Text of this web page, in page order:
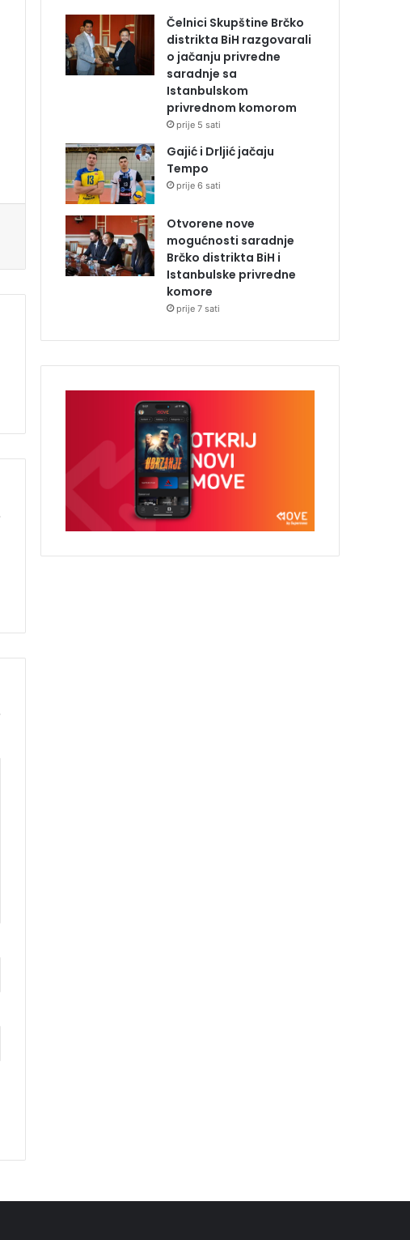
Čelnici Skupštine Brčko
distrikta BiH razgovarali
o jačanju privredne
saradnje sa
Istanbulskom
privrednom komorom
prije 5 sati
Gajić i Drljić jačaju
Tempo
prije 6 sati
Otvorene nove
mogućnosti saradnje
Brčko distrikta BiH i
Istanbulske privredne
komore
prije 7 sati